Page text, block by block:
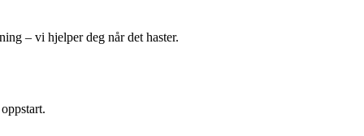
– vi hjelper deg når det haster.